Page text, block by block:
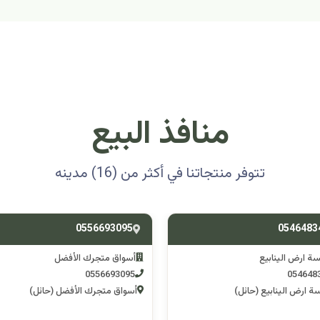
منافذ البيع
تتوفر منتجاتنا في أكثر من (16) مدينه
متجرك الأفضل
متجرك الأفضل (حائل)
0501314012
اسوق مكشات جو
0501314012
اسوق مكشات جو (الرصف)